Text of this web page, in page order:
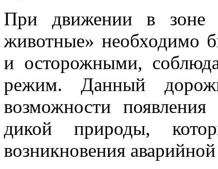
При движении в зоне
животные» необходимо
и осторожными,
режим. Данный
возможности
дикой природы,
возникновения